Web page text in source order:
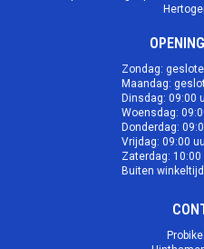
Zondag:
Maandag:
Dinsdag: 09:00
Woensdag:
Donderdag:
Vrijdag: 09:00
Zaterdag: 10:00
Buiten